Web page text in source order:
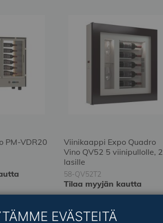
PM-VDR20
Viinikaappi Expo Quadro
Vino QV52 5 viinipullolle, 2
lasille
58-QV52T2
Tilaa myyjän kautta
EVÄSTEITÄ